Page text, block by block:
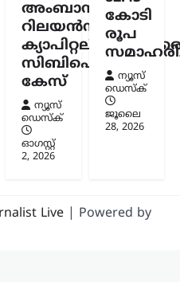
അംബാനിക്കും
റിലയൻസ്
സിബിഐ
കേസ്
ന്യൂസ്
ഡെസ്ക്
ഓഗസ്റ്റ്‌
2, 2026
കോടി
രൂപ
ന്യൂസ്
ഡെസ്ക്
ജൂലൈ
28, 2026
Live | Powered by